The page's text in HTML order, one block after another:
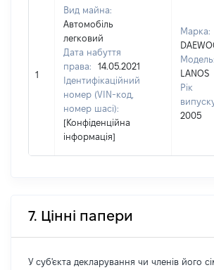
1
Вид майна:
Автомобіль
легковий
Дата набуття
права:
14.05.2021
Ідентифікаційний
номер (VIN-код,
номер шасі):
[Конфіденційна
інформація]
Марка:
Модель:
LANOS
Рік
2005
7. Цінні папери
У суб'єкта декларування чи членів його